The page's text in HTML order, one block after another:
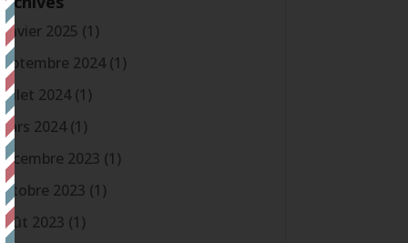
janvier 2025 (1)
2024(1)
2024(1)
mars 2024(1)
2023 (1)
2023 (1)
2023 (1)